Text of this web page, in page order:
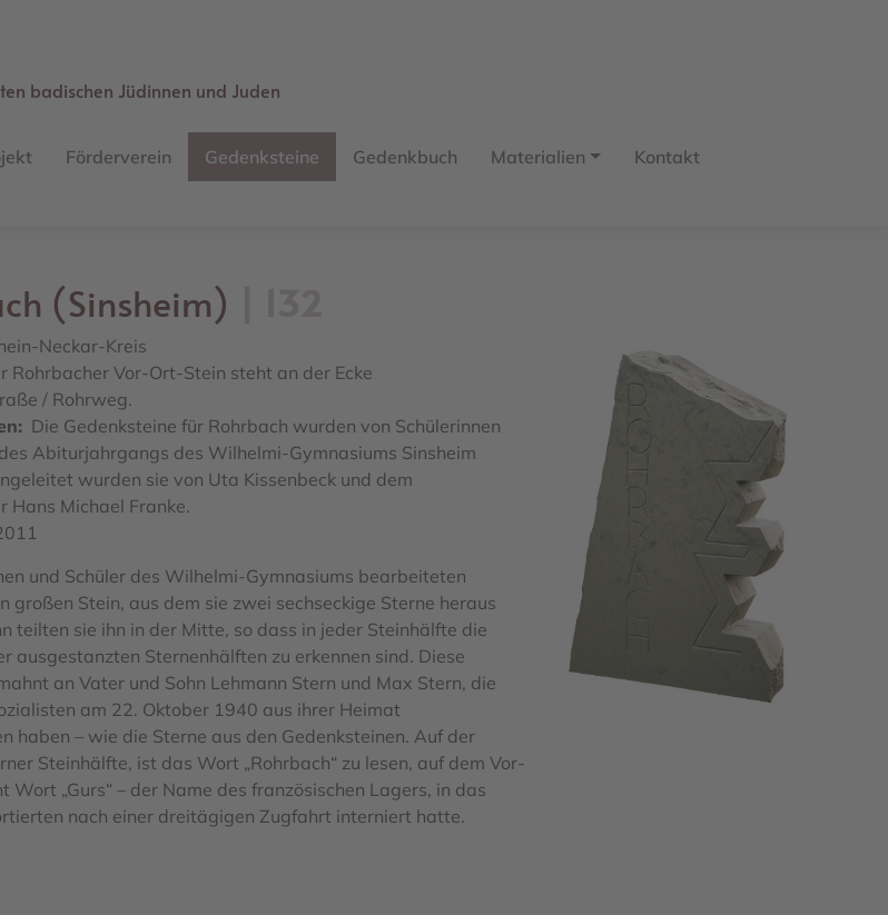
badischen Jüdinnen und Juden
Förderverein Gedenksteine Gedenkbuch Materialien Kontakt
(Sinsheim)
Neckar-Kreis
Rohrbacher Vor-Ort-Stein steht an der Ecke
/ Rohrweg.
Die Gedenksteine für Rohrbach wurden von Schülerinnen
Abiturjahrgangs des Wilhelmi-Gymnasiums Sinsheim
wurden sie von Uta Kissenbeck und dem
Hans Michael Franke.
und Schüler des Wilhelmi-Gymnasiums bearbeiteten
großen Stein, aus dem sie zwei sechseckige Sterne heraus
teilten sie ihn in der Mitte, so dass in jeder Steinhälfte die
ausgestanzten Sternenhälften zu erkennen sind. Diese
an Vater und Sohn Lehmann Stern und Max Stern, die
am 22. Oktober 1940 aus ihrer Heimat
haben – wie die Sterne aus den Gedenksteinen. Auf der
Steinhälfte, ist das Wort „Rohrbach“ zu lesen, auf dem Vor-
Wort „Gurs“ – der Name des französischen Lagers, in das
nach einer dreitägigen Zugfahrt interniert hatte.